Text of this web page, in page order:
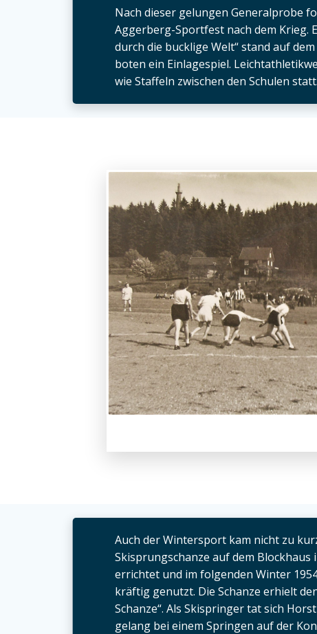
Nach dieser gelungen Generalprobe
Aggerberg-Sportfest nach dem Krieg.
durch die bucklige Welt“ stand auf
boten ein Einlagespiel.
wie Staffeln zwischen den Schulen statt.
Auch der Wintersport kam nicht zu
Skisprungschanze auf dem Blockhaus
errichtet und im folgenden Winter
kräftig genutzt. Die Schanze erhielt
Schanze“. Als Skispringer tat sich
gelang bei einem Springen auf der